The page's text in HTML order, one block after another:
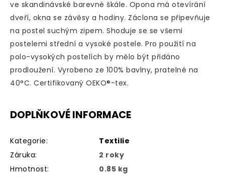
ve skandinávské barevné škále. Opona má otevírání
dveří, okna se závěsy a hodiny. Záclona se připevňuje
na postel suchým zipem. Shoduje se se všemi
postelemi střední a vysoké postele. Pro použití na
polo-vysokých postelích by mělo být přidáno
prodloužení. Vyrobeno ze 100% bavlny, pratelné na
40°C. Certifikovaný OEKO®-tex.
DOPLŇKOVÉ INFORMACE
Kategorie:
Textilie
Záruka:
2 roky
Hmotnost:
0.85 kg